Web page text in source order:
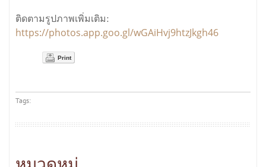
ติดตามรูปภาพเพิ่มเติม:
https://photos.app.goo.gl/wGAiHvj9htzJkgh46
Print
Tags: